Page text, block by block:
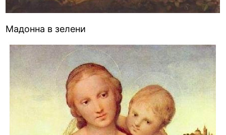
Мадонна в зелени